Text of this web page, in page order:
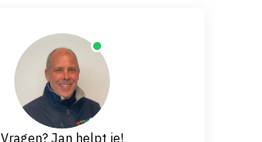
Vragen? Jan helpt je!